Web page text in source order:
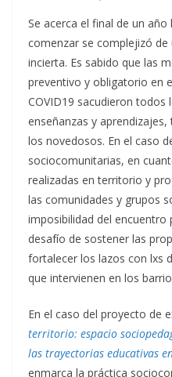
Se acerca el final de un
comenzar se complejizó de
incierta. Es sabido que las
preventivo y obligatorio en
COVID19 sacudieron
enseñanzas y
los novedosos. En el caso
sociocomunitarias, en
realizadas en territorio y
las comunidades y grupos
imposibilidad del encuentro
desafío de sostener las
fortalecer los lazos con lxs
que intervienen en los
En el caso del proyecto de
territorio: espacio
las trayectorias educativas
enmarca la práctica